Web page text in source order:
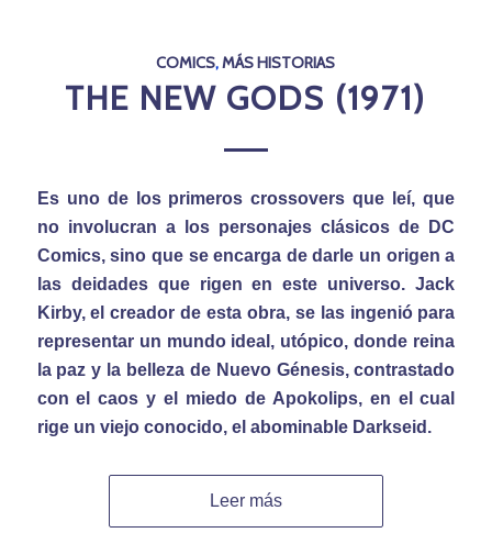
COMICS,MÁS HISTORIAS
THE NEW GODS (1971)
Es uno de los primeros crossovers que leí, que
no involucran a los personajes clásicos de DC
Comics, sino que se encarga de darle un origen a
las deidades que rigen en este universo. Jack
Kirby, el creador de esta obra, se las ingenió para
representar un mundo ideal, utópico, donde reina
la paz y la belleza de Nuevo Génesis, contrastado
con el caos y el miedo de Apokolips, en el cual
rige un viejo conocido, el abominable Darkseid.
Leer más